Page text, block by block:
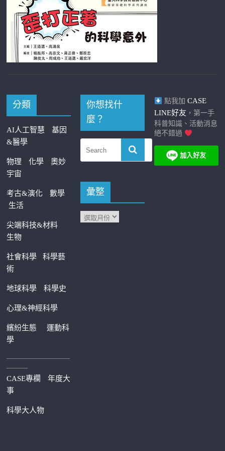
分類
AI人工智慧
基因
&醫學
物理 化學
奧妙
宇宙
考古&演化
數學
生活
尖端科技&材料
生物
社會科學科學藝
術
地球科學 科學史
心理&神經科學
繽紛生態運動科
學
—————————
———
CASE專欄
年度大
事
科學大人物
你想找什
麼？
彙整
點我加 CASE
LINE好友 ，第一手
科普知識、活動消息
絕不錯過